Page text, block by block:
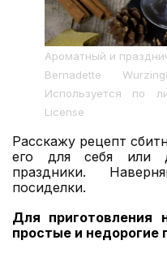
Ароматный и
Bernadette
Используется по
License
Расскажу рецепт
его для себя или
праздники.
посиделки.
Для приготовления
простые и недорогие